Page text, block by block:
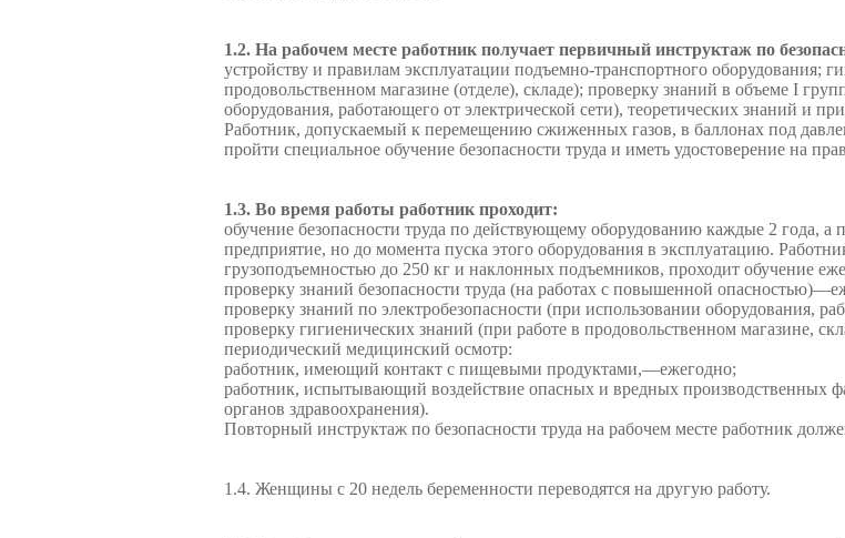
1.2. На рабочем месте работник получает первичный инструктаж по
устройству и правилам эксплуатации подъемно-транспортного оборудования;
продовольственном магазине (отделе), складе); проверку знаний в объеме I
оборудования, работающего от электрической сети), теоретических знаний и
Работник, допускаемый к перемещению сжиженных газов, в баллонах под
пройти специальное обучение безопасности труда и иметь удостоверение на
1.3. Во время работы работник проходит:
обучение безопасности труда по действующему оборудованию каждые 2 года,
предприятие, но до момента пуска этого оборудования в эксплуатацию.
грузоподъемностью до 250 кг и наклонных подъемников, проходит обучение
проверку знаний безопасности труда (на работах с повышенной
проверку знаний по электробезопасности (при использовании оборудования,
проверку гигиенических знаний (при работе в продовольственном магазине,
периодический медицинский осмотр:
работник, имеющий контакт с пищевыми продуктами,—ежегодно;
работник, испытывающий воздействие опасных и вредных производственных
органов здравоохранения).
Повторный инструктаж по безопасности труда на рабочем месте работник
1.4. Женщины с 20 недель беременности переводятся на другую работу.